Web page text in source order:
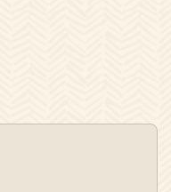
PINTEREST
OP YOUTUBE
OP TIKTOK